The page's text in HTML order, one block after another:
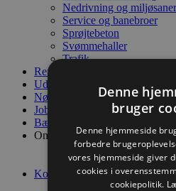
Nedrivning og
Service og banebroer
Sprøjtebeton
Svømmehaller
Trafik
Referencer
Udbudsmateriale
Nøglepersoner
Job
Bæredygtighed
Om os
Firmaprofil
Kvalitet, miljø og
Kontakt os
Denne
bruger
Denne hjemmeside
forbedre
vores hjemmeside giver
cookies i
cookiepolitik.